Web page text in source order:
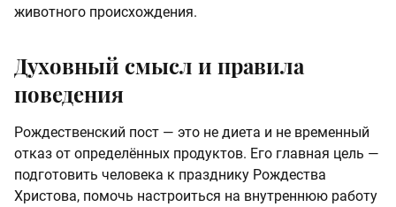
животного происхождения.
Духовный смысл и правила
поведения
Рождественский пост — это не диета и не временный
отказ от определённых продуктов. Его главная цель —
подготовить человека к празднику Рождества
Христова, помочь настроиться на внутреннюю работу